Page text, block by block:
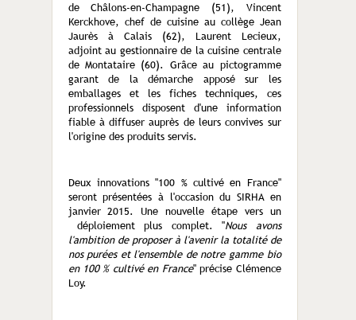
de Châlons-en-Champagne (51), Vincent
Kerckhove, chef de cuisine au collège Jean
Jaurès à Calais (62), Laurent Lecieux,
adjoint au gestionnaire de la cuisine centrale
de Montataire (60). Grâce au pictogramme
garant de la démarche apposé sur les
emballages et les fiches techniques, ces
professionnels disposent d'une information
fiable à diffuser auprès de leurs convives sur
l'origine des produits servis.
Deux innovations "100 % cultivé en France"
seront présentées à l'occasion du SIRHA en
janvier 2015. Une nouvelle étape vers un
déploiement plus complet. "Nous avons
l'ambition de proposer à l'avenir la totalité de
nos purées et l'ensemble de notre gamme bio
en 100 % cultivé en France" précise Clémence
Loy.